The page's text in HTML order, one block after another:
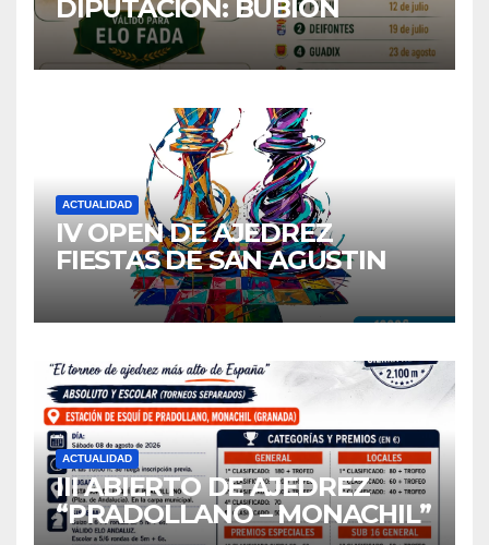
DIPUTACIÓN: BUBION
ACTUALIDAD
IV OPEN DE AJEDREZ
FIESTAS DE SAN AGUSTIN
ACTUALIDAD
III ABIERTO DE AJEDREZ
“PRADOLLANO – MONACHIL”